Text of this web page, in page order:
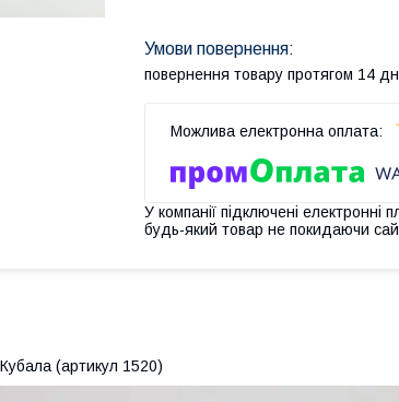
повернення товару протягом 14
У компанії підключені електронні
будь-який товар не покидаючи
(артикул 1520)